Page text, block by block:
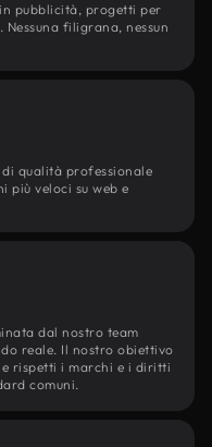
pubblicità, progetti per
filigrana, nessun
qualità professionale
più veloci su web e
dal nostro team
reale. Il nostro obiettivo
rispetti i marchi e i diritti
comuni.